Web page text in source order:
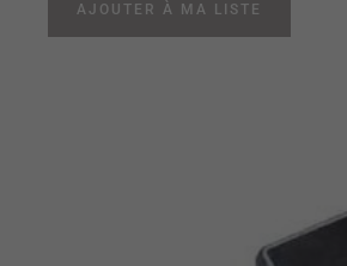
AJOUTER À MA LISTE